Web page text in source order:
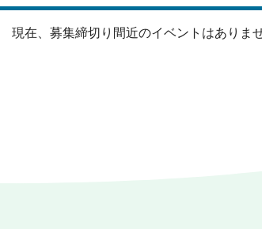
現在、募集締切り間近のイベントはありませ